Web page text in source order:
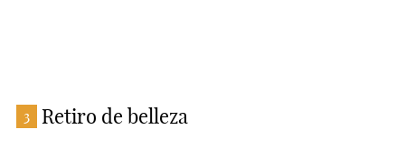
3 Retiro de belleza